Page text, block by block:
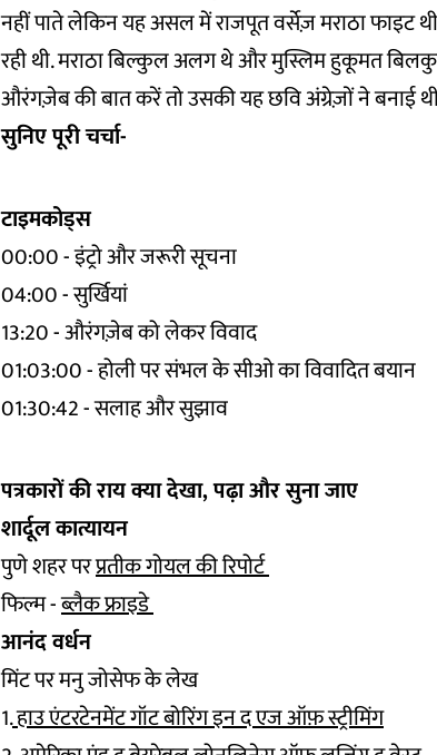
नहीं पाते लेकिन यह असल में राजपूत वर्सेज़ मराठा फाइट
रही थी. मराठा बिल्कुल अलग थे और मुस्लिम हुकूमत
औरंगज़ेब की बात करें तो उसकी यह छवि अंग्रेज़ों ने बनाई
सुनिए पूरी चर्चा-
टाइमकोड्स
00:00 - इंट्रो और जरूरी सूचना
04:00 - सुर्खियां
13:20 - औरंगज़ेब को लेकर विवाद
01:03:00 - होली पर संभल के सीओ का विवादित बयान
01:30:42 - सलाह और सुझाव
पत्रकारों की राय क्या देखा, पढ़ा और सुना जाए
शार्दूल कात्यायन
पुणे शहर परप्रतीक गोयल की रिपोर्ट
फिल्म -ब्लैक फ्राइडे
आनंद वर्धन
मिंट पर मनु जोसेफ के लेख
1.हाउ एंटरटेनमेंट गॉट बोरिंग इन द एज ऑफ़ स्ट्रीमिंग